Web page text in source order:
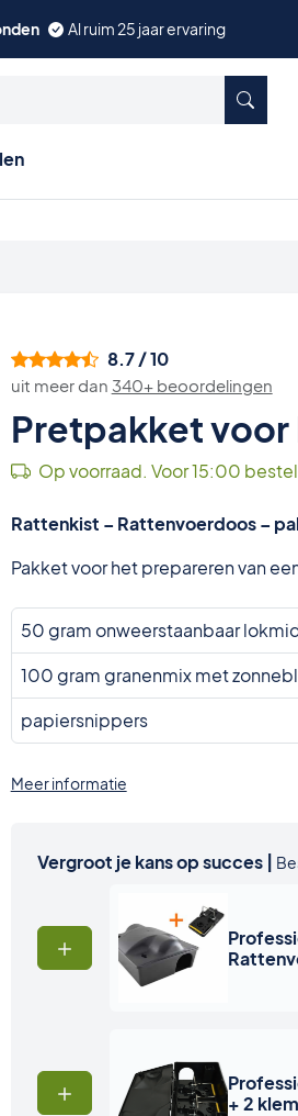
Al ruim 25 jaar ervaring
8.7 / 10
uit meer dan 340+ beoordelingen
Pretpakket
Op voorraad. Voor 15:00
Rattenkist – Rattenvoerdoos –
Pakket voor het prepareren van
50 gram onweerstaanbaar
100 gram granenmix met
papiersnippers
Meer informatie
Vergroot je kans op succes |
+ 2 klem